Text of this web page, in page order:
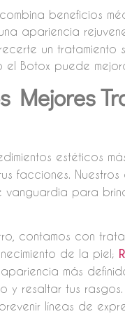
beneficios
apariencia
un tratamiento
Botox puede
Mejores
estéticos
facciones. Nuestros
para
contamos con
de la piel;
más
y resaltar tus rasgos.
líneas de